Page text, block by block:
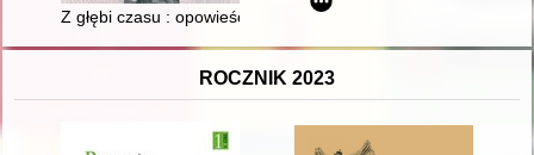
Z głębi czasu : opowieści rodzinne
ROCZNIK 2023